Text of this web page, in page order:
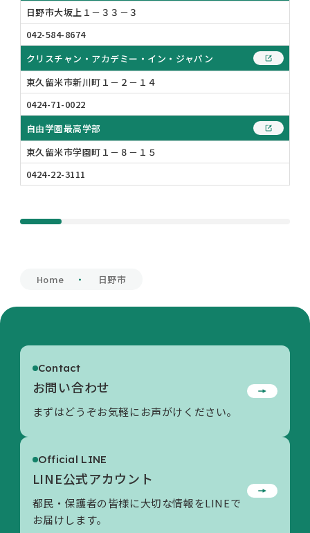
日野市大坂上１－３３－３
042-584-8674
クリスチャン・アカデミー・イン・ジャパン
東久留米市新川町１－２－１４
0424-71-0022
自由学園最高学部
東久留米市学園町１－８－１５
0424-22-3111
Home 日野市
Contact
お問い合わせ
まずはどうぞお気軽にお声がけください。
Official LINE
LINE公式アカウント
都民・保護者の皆様に大切な情報をLINEで
お届けします。